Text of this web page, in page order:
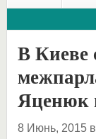
В Киеве
Яценюк
8 Июнь, 2015